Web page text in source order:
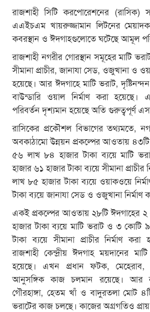
রাজশাহী সিটি করপোরেশনের (রাসিক)
এএইচএম খায়রুজ্জামান লিটনের
কবরস্থান ও ঈদগাহগুলোতে ঘটেছে আমূল
রাজশাহী নগরীর গোরস্থান সমূহের মাটি
সীমানা প্রাচীর, জানাযা সেড, ওজুখানা ও
হয়েছে। আর ঈদগাহে মাটি ভরাট,
বাউন্ডারি ওয়াল নির্মাণ করা হয়েছে।
পরিবর্তন দৃশ্যমান হয়েছে অতি গুরুত্বপূর্ণ
রাসিকের প্রকৌশল বিভাগের তথ্যমতে,
অবকাঠামো উন্নয়ন প্রকল্পের আওতায় ৪৩টি
৫৬ লাখ ৮৪ হাজার টাকা ব্যয়ে মাটি
হাজার ৬১ হাজার টাকা ব্যয়ে সীমানা
লাখ ৮৫ হাজার টাকা ব্যয়ে ওয়াকওয়ে
টাকা ব্যয়ে জানাযা সেড ও ওজুখানা নির্মাণ
একই প্রকল্পের আওতায় ২৮টি ঈদগাহের
হাজার টাকা ব্যয়ে মাটি ভরাট ও ৩ কোটি
টাকা ব্যয়ে সীমানা প্রাচীর নির্মাণ
রাজশাহী কেন্দ্রীয় ঈদগাহ ময়দানের
হয়েছে। এখন প্রধান ফটক, মেহেরাব,
আনুসঙ্গিক কাজ চলমান রয়েছে। আর
গৌরহাঙ্গা, হেতম খাঁ ও বাদুরতলা মোট
ভরাটের কাজ চলছে। কাজের অগ্রগতিও